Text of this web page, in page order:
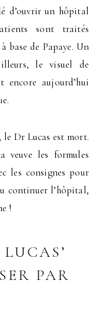
d’ouvrir un hôpital
sont traités
base de Papaye. Un
le visuel de
encore aujourd’hui
le Dr Lucas est mort.
les formules
les consignes pour
continuer l’hôpital,
!
PAR